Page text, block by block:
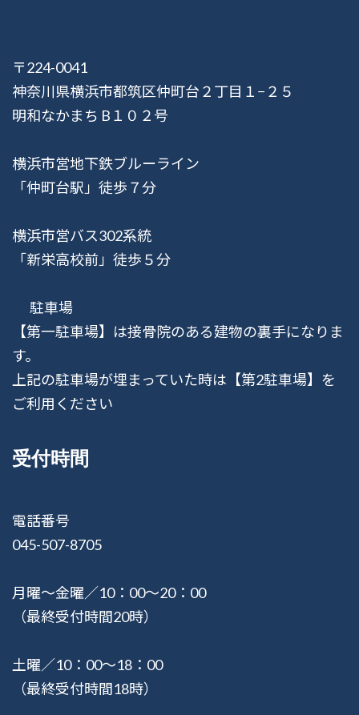
〒224-0041
神奈川県横浜市都筑区仲町台２丁目１−２５
明和なかまち B１０２号
横浜市営地下鉄ブルーライン
「仲町台駅」徒歩７分
横浜市営バス302系統
「新栄高校前」徒歩５分
駐車場
【第一駐車場】は接骨院のある建物の裏手になりま
す。
上記の駐車場が埋まっていた時は【第2駐車場】を
ご利用ください
受付時間
電話番号
045-507-8705
月曜〜金曜／10：00〜20：00
（最終受付時間20時）
土曜／10：00〜18：00
（最終受付時間18時）